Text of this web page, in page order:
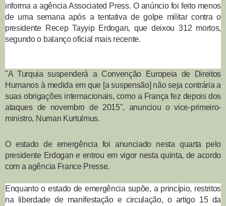
informa a agência Associated Press. O anúncio foi feito menos
de uma semana após a tentativa de golpe militar contra o
presidente Recep Tayyip Erdogan, que deixou 312 mortos,
segundo o balanço oficial mais recente.
"A Turquia suspenderá a Convenção Europeia de Direitos
Humanos à medida em que [a suspensão] não seja contrária a
suas obrigações internacionais, como a França fez depois dos
ataques de novembro de 2015", anunciou o vice-primeiro-
ministro, Numan Kurtulmus.
O estado de emergência foi anunciado nesta quarta pelo
presidente Erdogan e entrou em vigor nesta quinta, de acordo
com a agência France Presse.
Enquanto o estado de emergência supõe, a princípio, restritos
na liberdade de manifestação e circulação, o artigo 15 da